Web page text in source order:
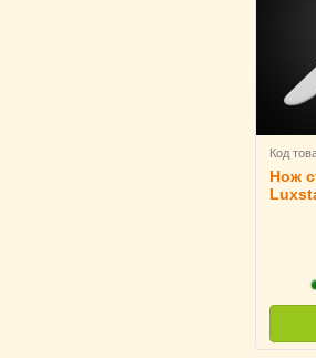
Код
Нож